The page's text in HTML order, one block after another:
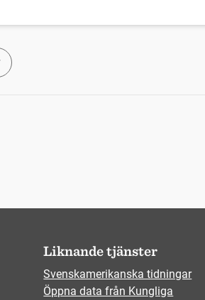
Liknande tjänster
Svenskamerikanska tidningar
Öppna data från Kungliga